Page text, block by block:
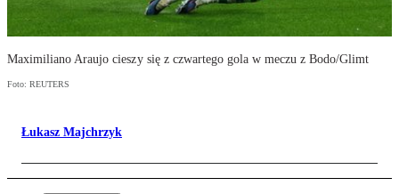
Maximiliano Araujo cieszy się z czwartego gola w meczu z Bodo/Glimt
Foto: REUTERS
Łukasz Majchrzyk